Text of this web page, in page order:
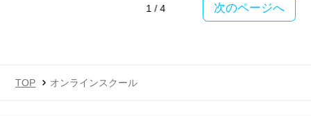
次のページへ
1 /4
TOP オンラインスクール